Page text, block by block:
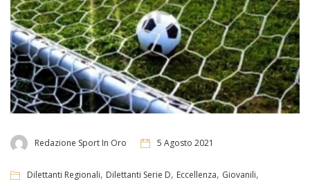
Redazione Sport In Oro 5 Agosto 2021
Dilettanti Regionali, Dilettanti Serie D, Eccellenza, Giovanili,